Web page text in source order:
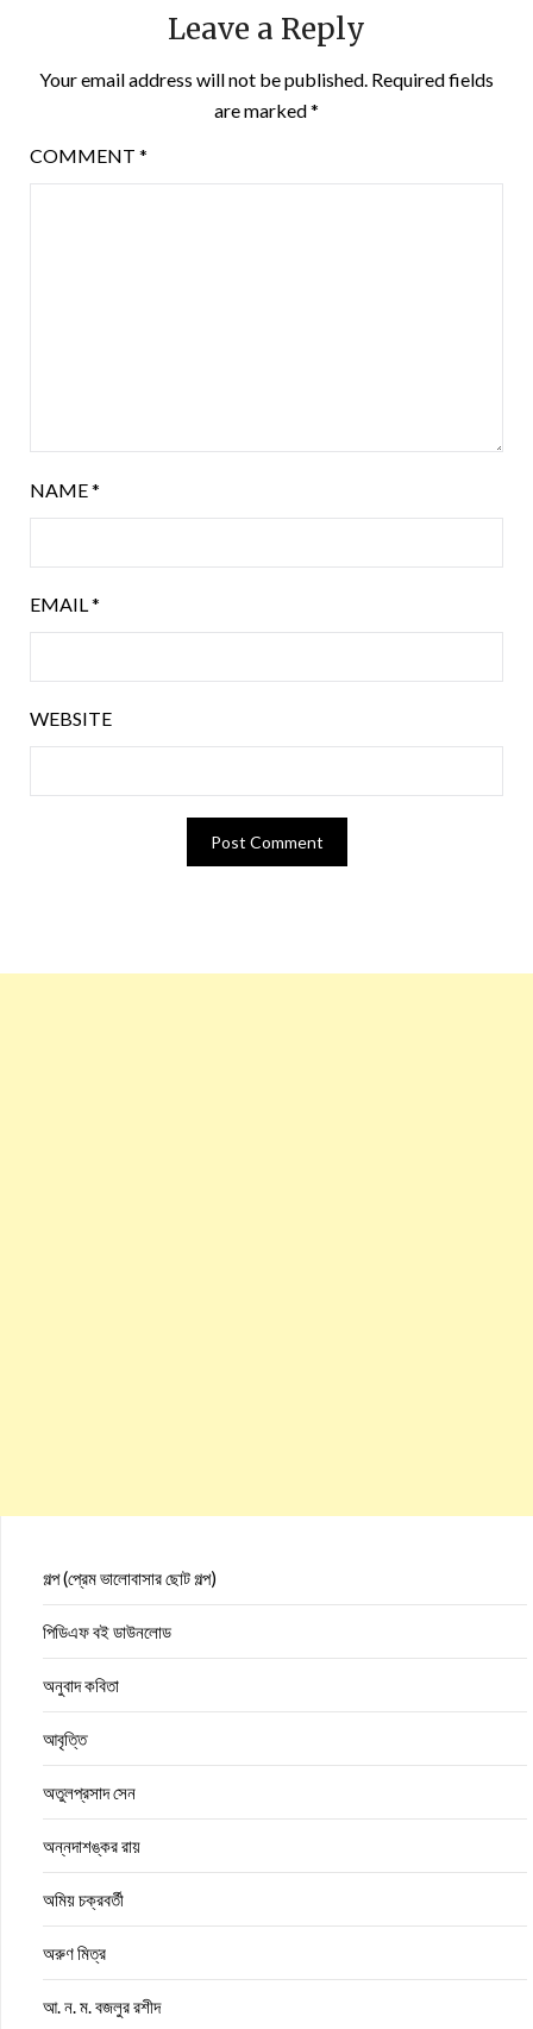
Leave a Reply
Your email address will not be published. Required fields
are marked*
COMMENT *
NAME*
EMAIL*
WEBSITE
গল্প (প্রেম ভালোবাসার ছোট গল্প)
পিডিএফ বই ডাউনলোড
অনুবাদ কবিতা
আবৃত্তি
অতুলপ্রসাদ সেন
অন্নদাশঙ্কর রায়
অমিয় চক্রবর্তী
অরুণ মিত্র
আ. ন. ম. বজলুর রশীদ